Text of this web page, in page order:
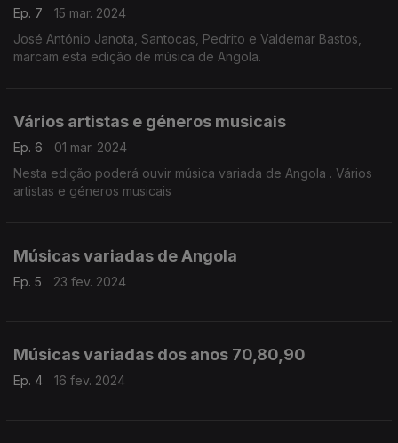
Ep. 7
15 mar. 2024
José António Janota, Santocas, Pedrito e Valdemar Bastos,
marcam esta edição de música de Angola.
Vários artistas e géneros musicais
Ep. 6
01 mar. 2024
Nesta edição poderá ouvir música variada de Angola . Vários
artistas e géneros musicais
Músicas variadas de Angola
Ep. 5 23 fev. 2024
Músicas variadas dos anos 70,80,90
Ep. 4 16 fev. 2024